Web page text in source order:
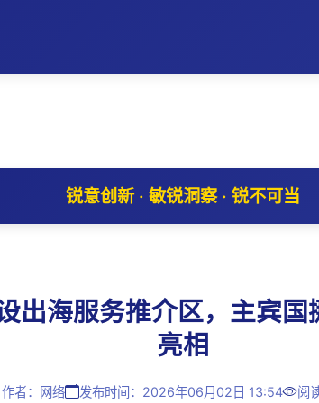
锐意创新 · 敏锐洞察 · 锐不可当
出海服务推介区，主宾国
亮相
作者：网络 发布时间：2026年06月02日 13:54 阅